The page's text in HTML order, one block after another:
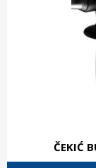
ČEKIĆ